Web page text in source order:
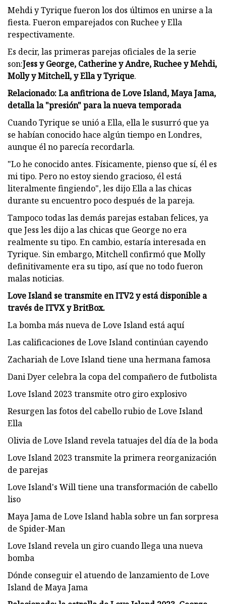
Mehdi y Tyrique fueron los dos últimos en unirse a la
fiesta. Fueron emparejados con Ruchee y Ella
respectivamente.
Es decir, las primeras parejas oficiales de la serie
son:Jess y George, Catherine y Andre, Ruchee y Mehdi,
Molly y Mitchell, y Ella y Tyrique.
Relacionado: La anfitriona de Love Island, Maya Jama,
detalla la "presión" para la nueva temporada
Cuando Tyrique se unió a Ella, ella le susurró que ya
se habían conocido hace algún tiempo en Londres,
aunque él no parecía recordarla.
"Lo he conocido antes. Físicamente, pienso que sí, él es
mi tipo. Pero no estoy siendo gracioso, él está
literalmente fingiendo", les dijo Ella a las chicas
durante su encuentro poco después de la pareja.
Tampoco todas las demás parejas estaban felices, ya
que Jess les dijo a las chicas que George no era
realmente su tipo. En cambio, estaría interesada en
Tyrique. Sin embargo, Mitchell confirmó que Molly
definitivamente era su tipo, así que no todo fueron
malas noticias.
Love Island se transmite en ITV2 y está disponible a
través de ITVX y BritBox.
La bomba más nueva de Love Island está aquí
Las calificaciones de Love Island continúan cayendo
Zachariah de Love Island tiene una hermana famosa
Dani Dyer celebra la copa del compañero de futbolista
Love Island 2023 transmite otro giro explosivo
Resurgen las fotos del cabello rubio de Love Island
Ella
Olivia de Love Island revela tatuajes del día de la boda
Love Island 2023 transmite la primera reorganización
de parejas
Love Island's Will tiene una transformación de cabello
liso
Maya Jama de Love Island habla sobre un fan sorpresa
de Spider-Man
Love Island revela un giro cuando llega una nueva
bomba
Dónde conseguir el atuendo de lanzamiento de Love
Island de Maya Jama